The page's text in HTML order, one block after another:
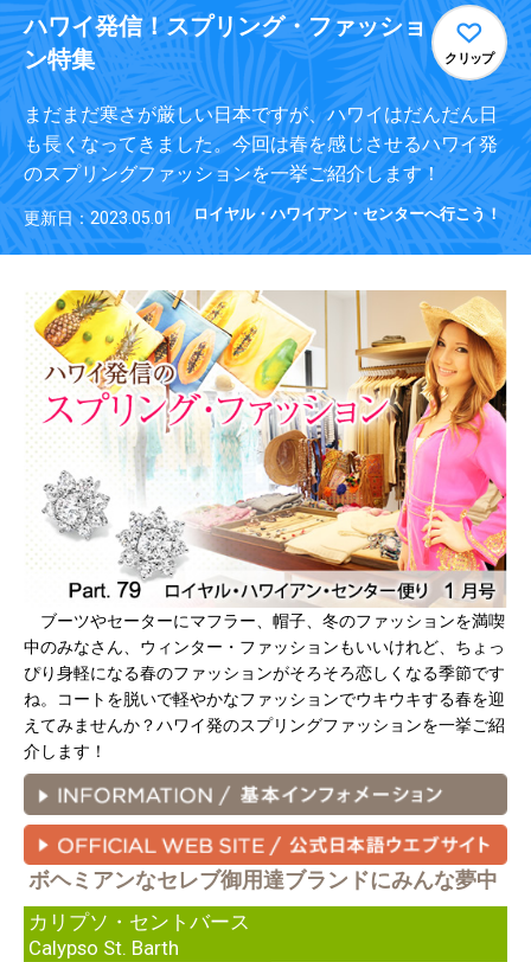
ハワイ発信！スプリング・ファッショ
ン特集
クリップ
まだまだ寒さが厳しい日本ですが、ハワイはだんだん日
も長くなってきました。今回は春を感じさせるハワイ発
のスプリングファッションを一挙ご紹介します！
更新日：2023.05.01 ロイヤル・ハワイアン・センターへ行こう！
ブーツやセーターにマフラー、帽子、冬のファッションを満喫
中のみなさん、ウィンター・ファッションもいいけれど、ちょっ
ぴり身軽になる春のファッションがそろそろ恋しくなる季節です
ね。コートを脱いで軽やかなファッションでウキウキする春を迎
えてみませんか？ハワイ発のスプリングファッションを一挙ご紹
介します！
ボヘミアンなセレブ御用達ブランドにみんな夢中
カリプソ・セントバース
Calypso St. Barth